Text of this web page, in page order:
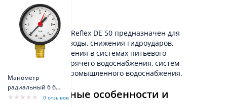
Манометр
радиальный 6 бар
TIM Y-50-6bar0 отзывов
Описание
Гидроаккумулятор Reflex DE 50 предназначен для
аккумулирования воды, снижения гидроударов,
поддержания давления в системах питьевого
водоснабжения, горячего водоснабжения, систем
пожаротушения, промышленного водоснабжения.
Конструктивные особенности и